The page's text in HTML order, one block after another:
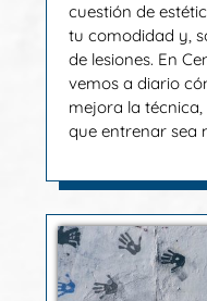
cuestión de
tu comodidad y,
de lesiones. En
vemos a diario
mejora la
que entrenar sea